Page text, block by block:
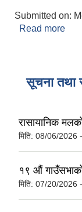
Submitted on:
Read more
सूचना तथा
रासायानिक
मिति: 08/06/2026
१९ औं
मिति: 07/20/2026